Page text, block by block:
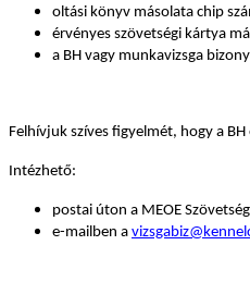
oltási könyv másolata chip
érvényes szövetségi kártya
a BH vagy munkavizsga
Felhívjuk szíves figyelmét, hogy a
Intézhető:
postai úton a MEOE
e-mailben a